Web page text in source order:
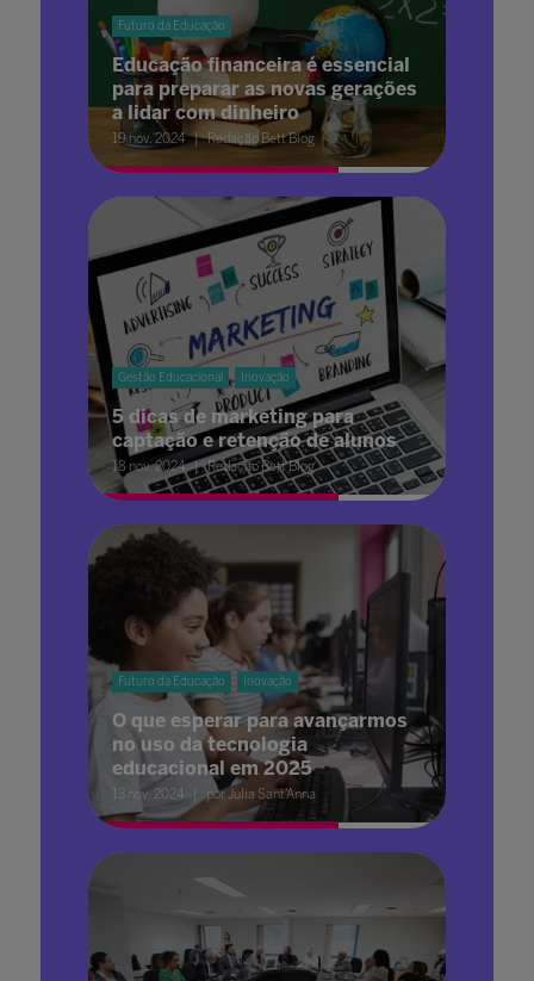
Futuro da Educação
Educação financeira é essencial
para preparar as novas gerações
a lidar com dinheiro
19 nov. 2024 Redação Bett Blog
Gestão Educacional Inovação
5 dicas de marketing para
captação e retenção de alunos
18 nov. 2024 Redação Bett Blog
Futuro da Educação Inovação
O que esperar para avançarmos
no uso da tecnologia
educacional em 2025
13 nov. 2024 por Julia Sant'Anna